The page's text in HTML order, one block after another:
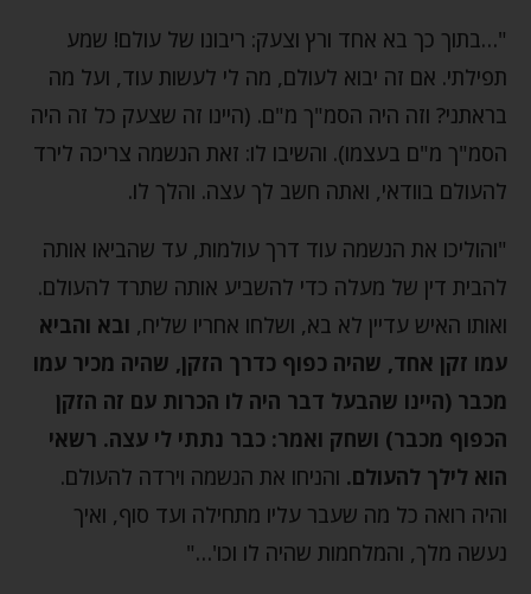
"…בתוך כך בא אחד ורץ וצעק: ריבונו של עולם! שמע
תפילתי. אם זה יבוא לעולם, מה לי לעשות עוד, ועל מה
בראתני? וזה היה הסמ"ך מ"ם. (היינו זה שצעק כל זה היה
הסמ"ך מ"ם בעצמו). והשיבו לו: זאת הנשמה צריכה לירד
להעולם בוודאי, ואתה חשב לך עצה. והלך לו.
"והוליכו את הנשמה עוד דרך עולמות, עד שהביאו אותה
להבית דין של מעלה כדי להשביע אותה שתרד להעולם.
ואותו האיש עדיין לא בא, ושלחו אחריו שליח, ובא והביא
עמו זקן אחד, שהיה כפוף כדרך הזקן, שהיה מכיר עמו
מכבר (היינו שהבעל דבר היה לו הכרות עם זה הזקן
הכפוף מכבר) ושחק ואמר: כבר נתתי לי עצה. רשאי
הוא לילך להעולם. והניחו את הנשמה וירדה להעולם.
והיה רואה כל מה שעבר עליו מתחילה ועד סוף, ואיך
נעשה מלך, והמלחמות שהיה לו וכו'…"